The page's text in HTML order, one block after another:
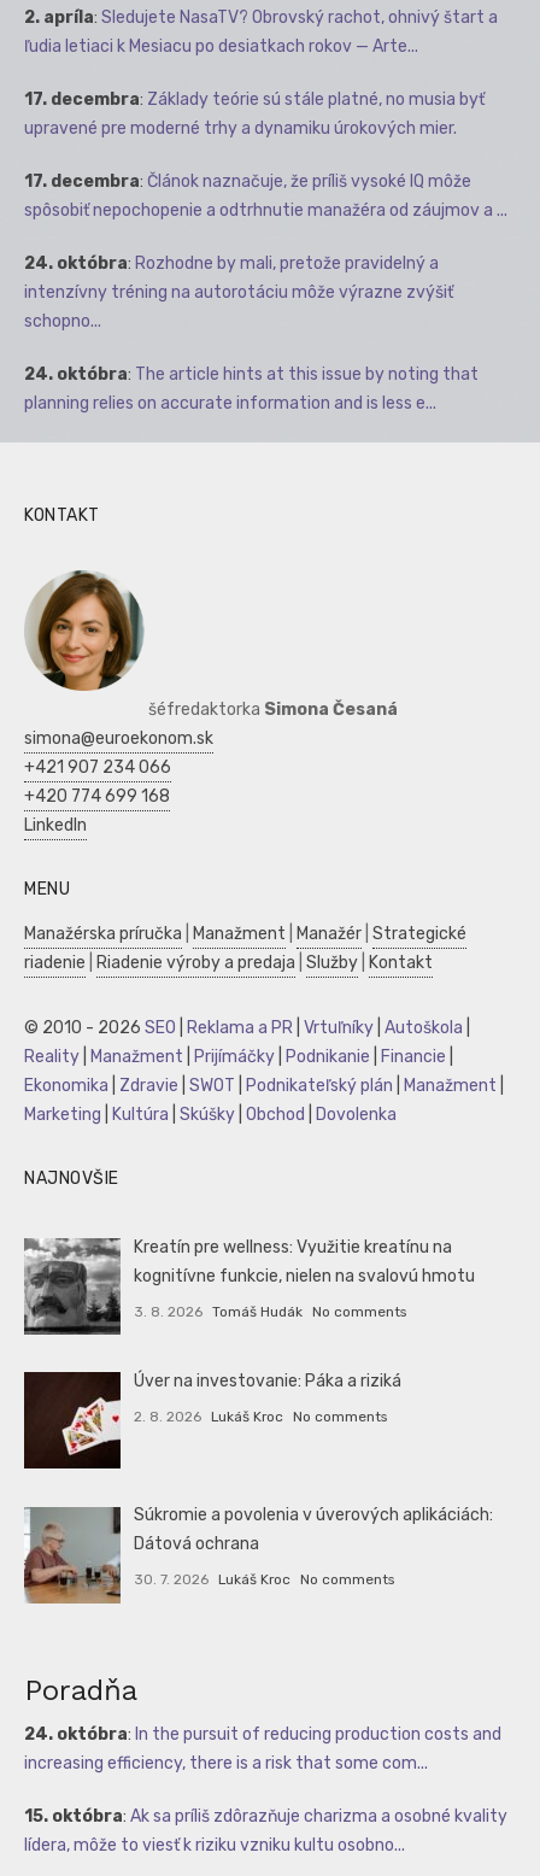
2. apríla: Sledujete NasaTV? Obrovský rachot, ohnivý štart a
ľudia letiaci k Mesiacu po desiatkach rokov — Arte...
17. decembra: Základy teórie sú stále platné, no musia byť
upravené pre moderné trhy a dynamiku úrokových mier.
17. decembra: Článok naznačuje, že príliš vysoké IQ môže
spôsobiť nepochopenie a odtrhnutie manažéra od záujmov a ...
24. októbra: Rozhodne by mali, pretože pravidelný a
intenzívny tréning na autorotáciu môže výrazne zvýšiť
schopno...
24. októbra: The article hints at this issue by noting that
planning relies on accurate information and is less e...
KONTAKT
šéfredaktorka Simona Česaná
simona@euroekonom.sk
+421 907 234 066
+420 774 699 168
LinkedIn
MENU
Manažérska príručka Manažment Manažér Strategické
riadenie
Riadenie výroby a predaja Služby Kontakt
© 2010 - 2026 SEO Reklama a PR Vrtuľníky Autoškola
Reality
Manažment Prijímáčky Podnikanie Financie
Ekonomika
Zdravie SWOT Podnikateľský plán Manažment
Marketing
Kultúra Skúšky Obchod Dovolenka
NAJNOVŠIE
Kreatín pre wellness: Využitie kreatínu na
kognitívne funkcie, nielen na svalovú hmotu
3. 8. 2026 Tomáš Hudák No comments
Úver na investovanie: Páka a riziká
2. 8. 2026 Lukáš Kroc No comments
Súkromie a povolenia v úverových aplikáciách:
Dátová ochrana
30. 7. 2026 Lukáš Kroc No comments
Poradňa
24. októbra: In the pursuit of reducing production costs and
increasing efficiency, there is a risk that some com...
15. októbra: Ak sa príliš zdôrazňuje charizma a osobné kvality
lídera, môže to viesť k riziku vzniku kultu osobno...